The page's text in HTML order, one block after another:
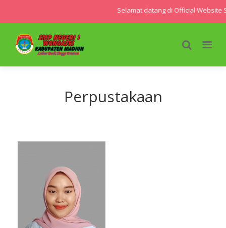
Selamat datang di Official Website
Perpustakaan